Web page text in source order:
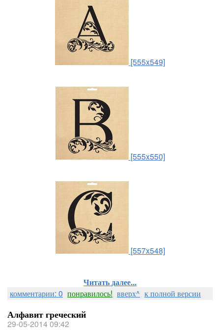
[555x549]
[555x550]
[557x548]
Читать далее...
комментарии: 0 понравилось! вверх^ к полной версии
Алфавит греческий
29-05-2014 09:42